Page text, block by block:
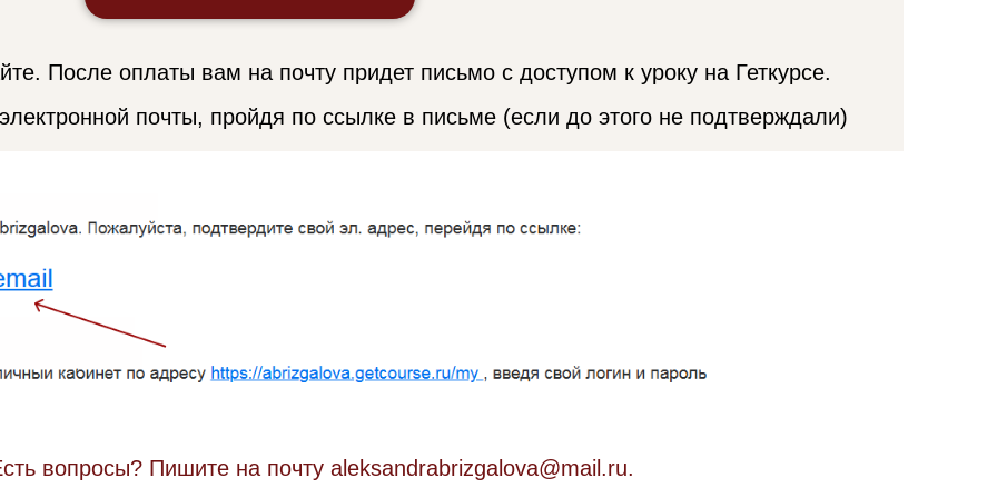
салфеткой и где её оставить, когда вы покидаете стол
как пользоваться бумажными салфетками
- как пользоваться всеми этими ножами, вилками и ложками
и как их элегантно держать
есть хлеб, цезарь, борщ, пасту, бургер, рыбу и десерт
После оплаты вам на почту придет письмо с доступом к уроку на Геткурсе.
электронной почты, пройдя по ссылке в письме (если до этого не подтверждали)
вопросы? Пишите на почту aleksandrabrizgalova@mail.ru.